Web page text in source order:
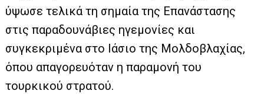
ύψωσε τελικά τη σημαία της Επανάστασης
στις παραδουνάβιες ηγεμονίες και
συγκεκριμένα στο Ιάσιο της Μολδοβλαχίας,
όπου απαγορευόταν η παραμονή του
τουρκικού στρατού.